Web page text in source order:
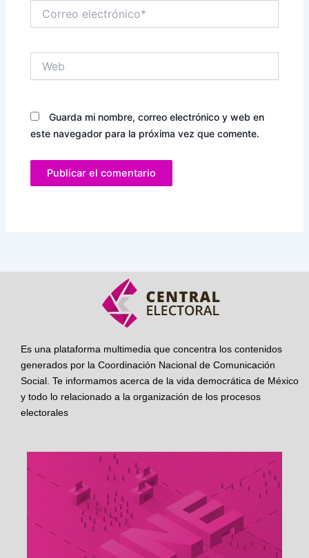
electrónico*
Guarda mi nombre, correo electrónico y web en
este navegador para la próxima vez que comente.
Es una plataforma multimedia que concentra los contenidos
generados por la Coordinación Nacional de Comunicación
Social. Te informamos acerca de la vida democrática de México
y todo lo relacionado a la organización de los procesos
electorales